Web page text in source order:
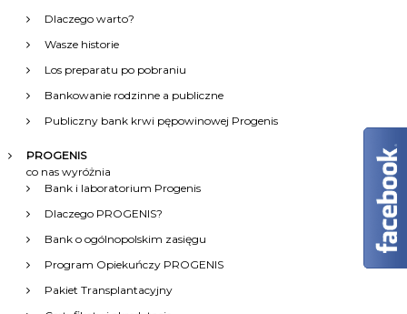
a
w
Dlaczego warto?
Wasze historie
Los preparatu po pobraniu
Bankowanie rodzinne a publiczne
Publiczny bank krwi pępowinowej Progenis
PROGENIS
co nas wyróżnia
Bank i laboratorium Progenis
Dlaczego PROGENIS?
Bank o ogólnopolskim zasięgu
Program Opiekuńczy PROGENIS
Pakiet Transplantacyjny